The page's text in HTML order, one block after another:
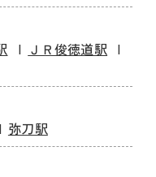
ＪＲ俊徳道駅
弥刀駅